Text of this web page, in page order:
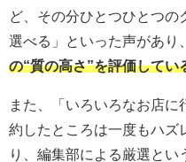
ど、その分ひとつひとつの
選べる」といった声があり、
の“質の高さ”を評価してい
また、「いろいろなお店
約したところは一度もハズ
り、編集部による厳選とい